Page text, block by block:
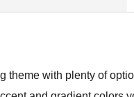
theme with plenty of